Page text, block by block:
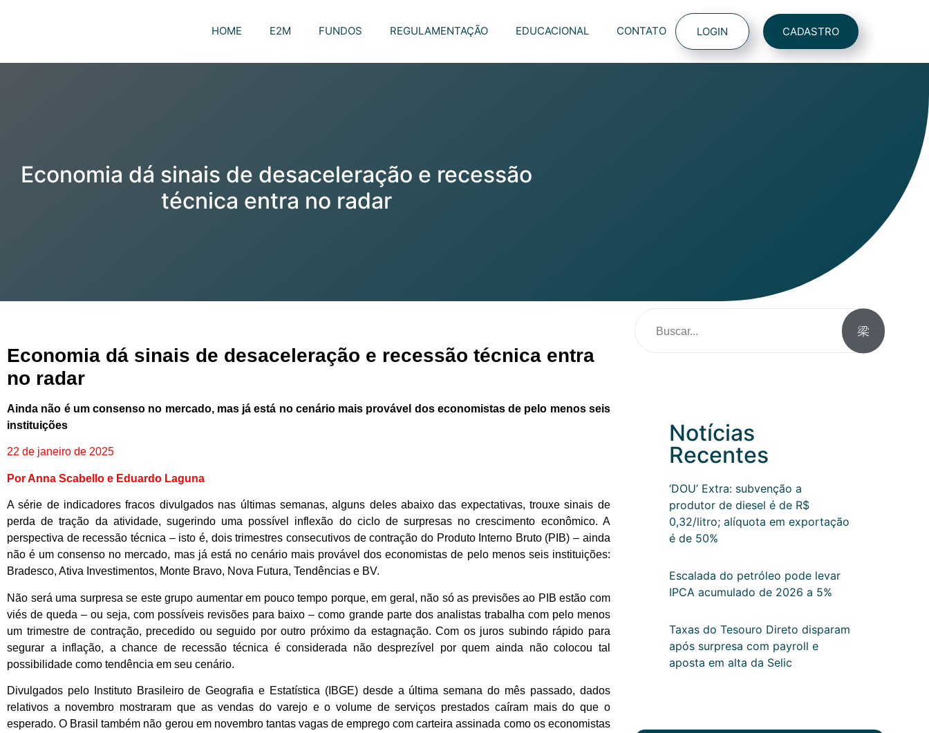
HOME E2M FUNDOS REGULAMENTAÇÃO EDUCACIONAL CONTATO LOGIN CADASTRO
Economia dá sinais de desaceleração e recessão
técnica entra no radar
Economia dá sinais de desaceleração e recessão técnica entra
no radar
Ainda não é um consenso no mercado, mas já está no cenário mais provável dos economistas de pelo menos seis
instituições
22 de janeiro de 2025
Por Anna Scabello e Eduardo Laguna
A série de indicadores fracos divulgados nas últimas semanas, alguns deles abaixo das expectativas, trouxe sinais de
perda de tração da atividade, sugerindo uma possível inflexão do ciclo de surpresas no crescimento econômico. A
perspectiva de recessão técnica – isto é, dois trimestres consecutivos de contração do Produto Interno Bruto (PIB) – ainda
não é um consenso no mercado, mas já está no cenário mais provável dos economistas de pelo menos seis instituições:
Bradesco, Ativa Investimentos, Monte Bravo, Nova Futura, Tendências e BV.
Não será uma surpresa se este grupo aumentar em pouco tempo porque, em geral, não só as previsões ao PIB estão com
viés de queda – ou seja, com possíveis revisões para baixo – como grande parte dos analistas trabalha com pelo menos
um trimestre de contração, precedido ou seguido por outro próximo da estagnação. Com os juros subindo rápido para
segurar a inflação, a chance de recessão técnica é considerada não desprezível por quem ainda não colocou tal
possibilidade como tendência em seu cenário.
Divulgados pelo Instituto Brasileiro de Geografia e Estatística (IBGE) desde a última semana do mês passado, dados
relativos a novembro mostraram que as vendas do varejo e o volume de serviços prestados caíram mais do que o
esperado. O Brasil também não gerou em novembro tantas vagas de emprego com carteira assinada como os economistas
Notícias
Recentes
‘DOU’ Extra: subvenção a
produtor de diesel é de R$
0,32/litro; alíquota em exportação
é de 50%
Escalada do petróleo pode levar
IPCA acumulado de 2026 a 5%
Taxas do Tesouro Direto disparam
após surpresa com payroll e
aposta em alta da Selic